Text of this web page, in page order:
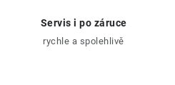
Reklamace zboží
Bezpečnost
Katalog Record Power
Servis i po záruce
rychle a spolehlivě